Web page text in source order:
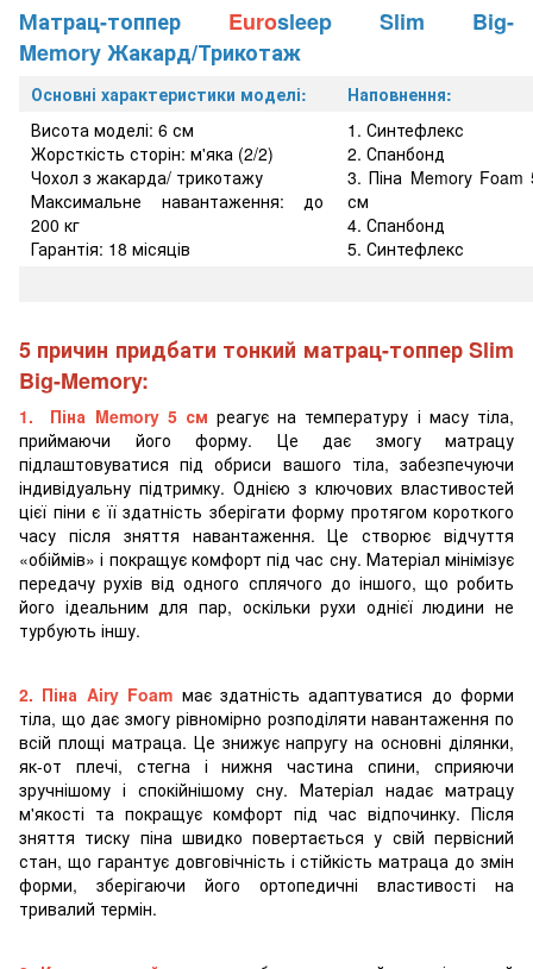
Матрац-топпер Eurosleep Slim Big-
Memory Жакард/Трикотаж
Основні характеристики моделі:
Наповнення:
Висота моделі: 6 см
Жорсткість сторін: м'яка (2/2)
Чохол з жакарда/ трикотажу
Максимальне навантаження: до
200 кг
Гарантія: 18 місяців
1. Синтефлекс
2. Спанбонд
3. Піна Memory Foam
см
4. Спанбонд
5. Синтефлекс
5 причин придбати тонкий матрац-топпер Slim
Big-Memory:
1. Піна Memory 5 см реагує на температуру і масу тіла,
приймаючи його форму. Це дає змогу матрацу
підлаштовуватися під обриси вашого тіла, забезпечуючи
індивідуальну підтримку. Однією з ключових властивостей
цієї піни є її здатність зберігати форму протягом короткого
часу після зняття навантаження. Це створює відчуття
«обіймів» і покращує комфорт під час сну. Матеріал мінімізує
передачу рухів від одного сплячого до іншого, що робить
його ідеальним для пар, оскільки рухи однієї людини не
турбують іншу.
2. Піна Airy Foam має здатність адаптуватися до форми
тіла, що дає змогу рівномірно розподіляти навантаження по
всій площі матраца. Це знижує напругу на основні ділянки,
як-от плечі, стегна і нижня частина спини, сприяючи
зручнішому і спокійнішому сну. Матеріал надає матрацу
м'якості та покращує комфорт під час відпочинку. Після
зняття тиску піна швидко повертається у свій первісний
стан, що гарантує довговічність і стійкість матраца до змін
форми, зберігаючи його ортопедичні властивості на
тривалий термін.